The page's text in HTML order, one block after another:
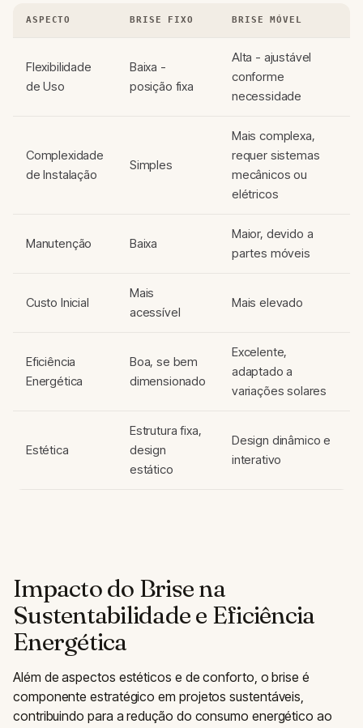
ASPECTO BRISE FIXO BRISE MÓVEL
Flexibilidade
de Uso
Baixa -
posição fixa
Alta - ajustável
conforme
necessidade
Complexidade
de Instalação
Simples
Mais complexa,
requer sistemas
mecânicos ou
elétricos
Manutenção Baixa
Maior, devido a
partes móveis
Custo Inicial
Mais
acessível
Mais elevado
Eficiência
Energética
Boa, se bem
dimensionado
Excelente,
adaptado a
variações solares
Estética
Estrutura fixa,
design
estático
Design dinâmico e
interativo
Impacto do Brise na
Sustentabilidade e Eficiência
Energética
Além de aspectos estéticos e de conforto, o brise é
componente estratégico em projetos sustentáveis,
contribuindo para a redução do consumo energético ao